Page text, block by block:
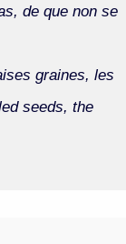
de que non se
graines, les
seeds, the